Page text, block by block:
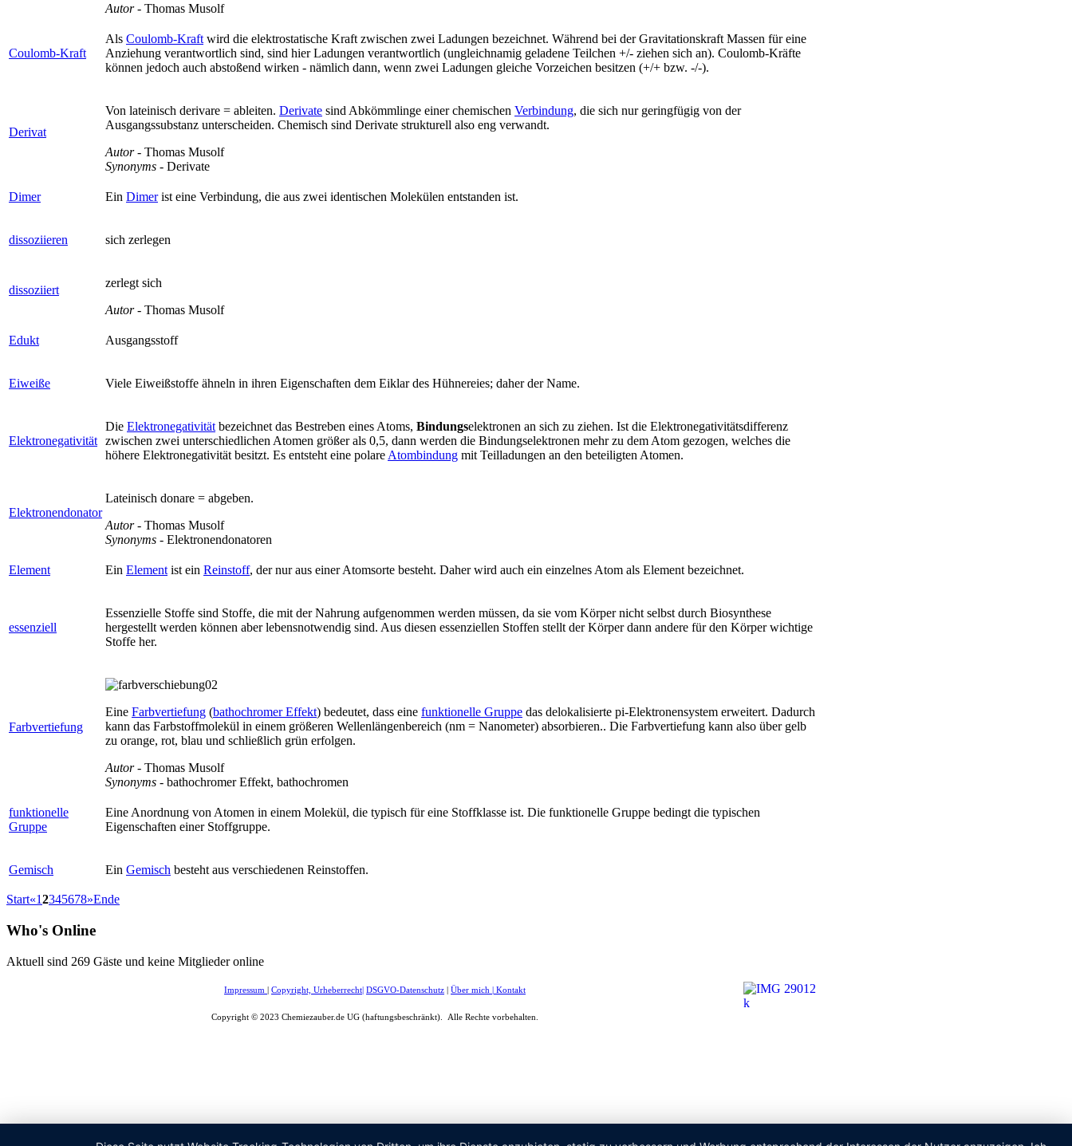
Autor- Thomas Musolf
Coulomb-Kraft
Als Coulomb-Kraft wird die elektrostatische Kraft zwischen zwei Ladungen bezeichnet. Während bei der Gravitationskraft Massen für eine
Anziehung verantwortlich sind, sind hier Ladungen verantwortlich (ungleichnamig geladene Teilchen +/- ziehen sich an). Coulomb-Kräfte
können jedoch auch abstoßend wirken - nämlich dann, wenn zwei Ladungen gleiche Vorzeichen besitzen (+/+ bzw. -/-).
Derivat
Von lateinisch derivare = ableiten. Derivate sind Abkömmlinge einer chemischen Verbindung, die sich nur geringfügig von der
Ausgangssubstanz unterscheiden. Chemisch sind Derivate strukturell also eng verwandt.
Autor- Thomas Musolf
Synonyms - Derivate
Dimer Ein Dimerist eine Verbindung, die aus zwei identischen Molekülen entstanden ist.
dissoziieren sich zerlegen
dissoziiert
zerlegt sich
Autor- Thomas Musolf
Edukt Ausgangsstoff
Eiweiße Viele Eiweißstoffe ähneln in ihren Eigenschaften dem Eiklar des Hühnereies; daher der Name.
Elektronegativität
Die Elektronegativität bezeichnet das Bestreben eines Atoms, Bindungselektronen an sich zu ziehen. Ist die Elektronegativitätsdifferenz
zwischen zwei unterschiedlichen Atomen größer als 0,5, dann werden die Bindungselektronen mehr zu dem Atom gezogen, welches die
höhere Elektronegativität besitzt. Es entsteht eine polare Atombindung mit Teilladungen an den beteiligten Atomen.
Elektronendonator
Lateinisch donare = abgeben.
Autor- Thomas Musolf
Synonyms - Elektronendonatoren
Element Ein Element ist ein Reinstoff, der nur aus einer Atomsorte besteht. Daher wird auch ein einzelnes Atom als Element bezeichnet.
essenziell
Essenzielle Stoffe sind Stoffe, die mit der Nahrung aufgenommen werden müssen, da sie vom Körper nicht selbst durch Biosynthese
hergestellt werden können aber lebensnotwendig sind. Aus diesen essenziellen Stoffen stellt der Körper dann andere für den Körper wichtige
Stoffe her.
Farbvertiefung
Eine Farbvertiefung (bathochromer Effekt) bedeutet, dass eine funktionelle Gruppe das delokalisierte pi-Elektronensystem erweitert. Dadurch
kann das Farbstoffmolekül in einem größeren Wellenlängenbereich (nm = Nanometer) absorbieren.. Die Farbvertiefung kann also über gelb
zu orange, rot, blau und schließlich grün erfolgen.
Autor- Thomas Musolf
Synonyms - bathochromer Effekt, bathochromen
funktionelle
Gruppe
Eine Anordnung von Atomen in einem Molekül, die typisch für eine Stoffklasse ist. Die funktionelle Gruppe bedingt die typischen
Eigenschaften einer Stoffgruppe.
Gemisch Ein Gemisch besteht aus verschiedenen Reinstoffen.
Start«12345678»Ende
Who's Online
Aktuell sind 269 Gäste und keine Mitglieder online
Impressum Copyright, Urheberrecht DSGVO-Datenschutz Über mich Kontakt
Copyright © 2023 Chemiezauber.de UG (haftungsbeschränkt). Alle Rechte vorbehalten.